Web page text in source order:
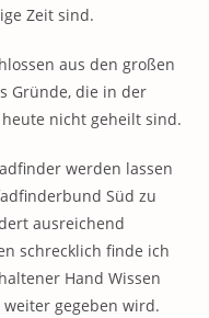
Zeit sind.
aus den großen
Gründe, die in der
nicht geheilt sind.
werden lassen
Süd zu
ausreichend
schrecklich finde ich
Hand Wissen
weiter gegeben wird.